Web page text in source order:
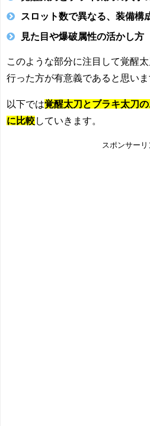
スロット数で異なる、装備構
見た目や爆破属性の活かし方
このような部分に注目して覚醒
行った方が有意義であると思い
以下では覚醒太刀とブラキ太刀
に比較していきます。
スポンサーリ